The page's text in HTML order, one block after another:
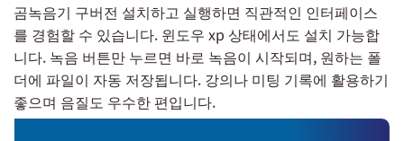
곰녹음기 구버전 설치하고 실행하면 직관적인 인터페이스
를 경험할 수 있습니다. 윈도우 xp 상태에서도 설치 가능합
니다. 녹음 버튼만 누르면 바로 녹음이 시작되며, 원하는 폴
더에 파일이 자동 저장됩니다. 강의나 미팅 기록에 활용하기
좋으며 음질도 우수한 편입니다.